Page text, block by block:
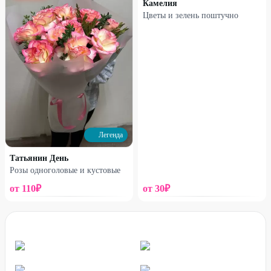
Букет №16
12%
Легенда
Татьянин День
Розы одноголовые и кустовые
от 110₽
Камелия
Цветы и зелень поштучно
от 30₽